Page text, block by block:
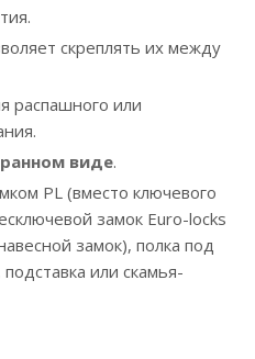
скреплять их между
распашного или
виде.
PL (вместо ключевого
замок Euro-locks
замок), полка под
или скамья-